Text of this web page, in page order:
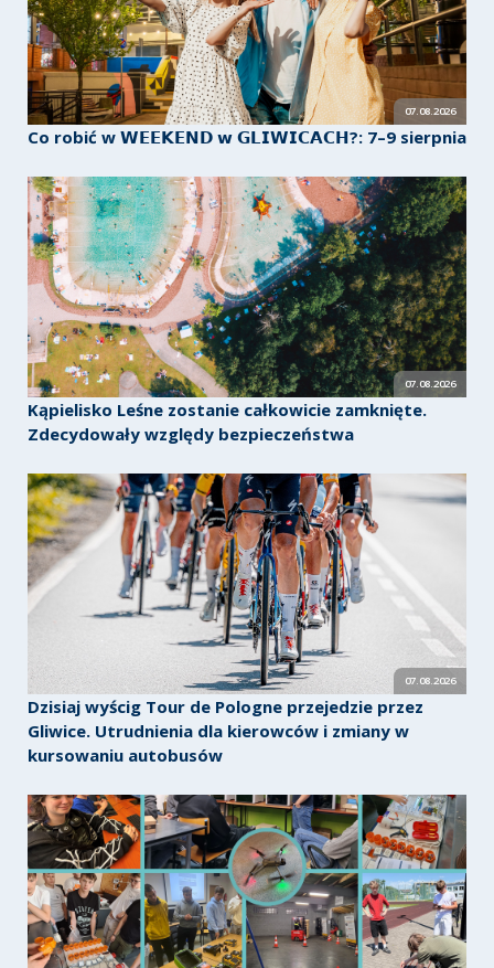
07.08.2026
Co robić w 𝗪𝗘𝗘𝗞𝗘𝗡𝗗 𝘄 𝗚𝗟𝗜𝗪𝗜𝗖𝗔𝗖𝗛?: 7–9 sierpnia
07.08.2026
Kąpielisko Leśne zostanie całkowicie zamknięte.
Zdecydowały względy bezpieczeństwa
07.08.2026
Dzisiaj wyścig Tour de Pologne przejedzie przez
Gliwice. Utrudnienia dla kierowców i zmiany w
kursowaniu autobusów